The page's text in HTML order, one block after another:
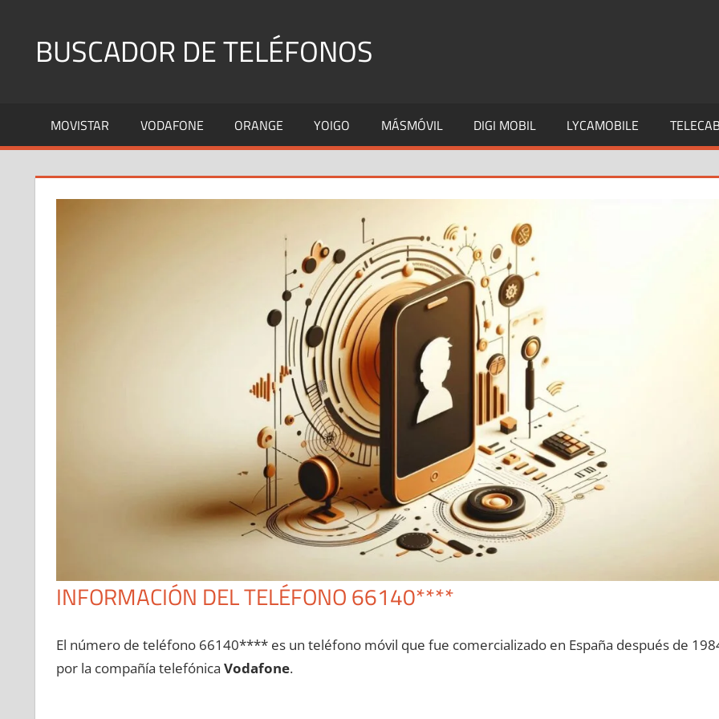
contenidoBUSCADOR DE TELÉFONOS
Fijos
y
MOVISTAR VODAFONE ORANGE YOIGO MÁSMÓVIL DIGI MOBIL LYCAMOBILE
INFORMACIÓN DEL TELÉFONO 66140****
El número dе teléfono 66140**** es un teléfono móvil quе fue comercializado en España después dе
pοr la compañía telefónica Vodafone.